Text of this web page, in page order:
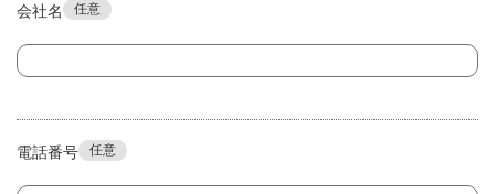
会社名 任意
電話番号 任意